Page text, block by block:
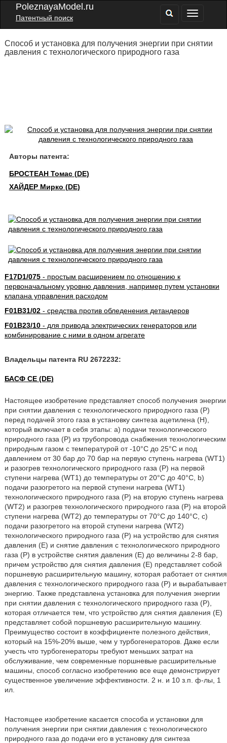
PoleznayaModel.ru
Патентный поиск
Способ и установка для получения энергии при снятии
давления с технологического природного газа
Авторы патента:
БРОСТЕАН Томас (DE)
ХАЙДЕР Мирко (DE)
F17D1/075- простым расширением по отношению к
первоначальному уровню давления, например путем установки
клапана управления расходом
F01B31/02- средства против обледенения детандеров
F01B23/10- для привода электрических генераторов или
комбинирование с ними в одном агрегате
Владельцы патента RU 2672232:
БАСФ СЕ (DE)
Настоящее изобретение представляет способ получения энергии
при снятии давления с технологического природного газа (P)
перед подачей этого газа в установку синтеза ацетилена (H),
который включает в себя этапы: а) подачи технологического
природного газа (P) из трубопровода снабжения технологическим
природным газом с температурой от -10°C до 25°C и под
давлением от 30 бар до 70 бар на первую ступень нагрева (WT1)
и разогрев технологического природного газа (P) на первой
ступени нагрева (WT1) до температуры от 20°C до 40°C, b)
подачи разогретого на первой ступени нагрева (WT1)
технологического природного газа (P) на вторую ступень нагрева
(WT2) и разогрев технологического природного газа (P) на второй
ступени нагрева (WT2) до температуры от 70°C до 140°C, c)
подачи разогретого на второй ступени нагрева (WT2)
технологического природного газа (P) на устройство для снятия
давления (E) и снятие давления с технологического природного
газа (P) в устройстве снятия давления (E) до величины 2-8 бар,
причем устройство для снятия давления (E) представляет собой
поршневую расширительную машину, которая работает от снятия
давления с технологического природного газа (P) и вырабатывает
энергию. Также представлена установка для получения энергии
при снятии давления с технологического природного газа (P),
которая отличается тем, что устройство для снятия давления (E)
представляет собой поршневую расширительную машину.
Преимущество состоит в коэффициенте полезного действия,
который на 15%-20% выше, чем у турбогенераторов. Даже если
учесть что турбогенераторы требуют меньших затрат на
обслуживание, чем современные поршневые расширительные
машины, способ согласно изобретению все еще демонстрирует
существенное увеличение эффективности. 2 н. и 10 з.п. ф-лы, 1
ил.
Настоящее изобретение касается способа и установки для
получения энергии при снятии давления с технологического
природного газа до подачи его в установку для синтеза